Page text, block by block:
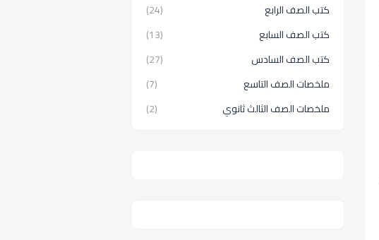
كتب الصف الرابع
(24)
كتب الصف السابع
(13)
كتب الصف السادس
(27)
ملخصات الصف التاسع
(7)
ملخصات الصف الثالث ثانوي
(2)